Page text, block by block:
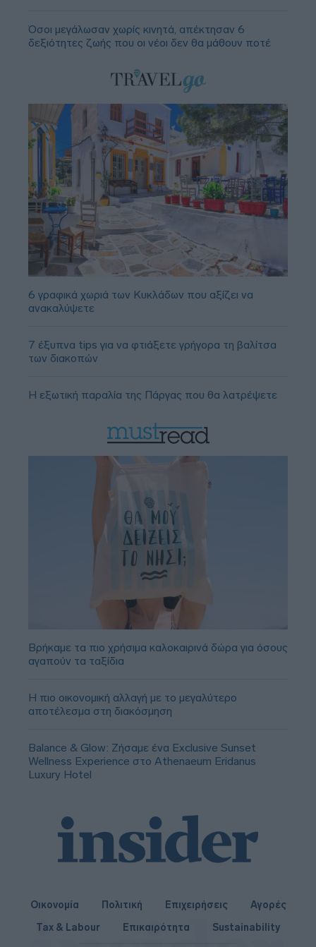
Όσοι μεγάλωσαν χωρίς κινητά, απέκτησαν 6
δεξιότητες ζωής που οι νέοι δεν θα μάθουν ποτέ
6 γραφικά χωριά των Κυκλάδων που αξίζει να
ανακαλύψετε
7 έξυπνα tips για να φτιάξετε γρήγορα τη βαλίτσα
των διακοπών
Η εξωτική παραλία της Πάργας που θα λατρέψετε
Βρήκαμε τα πιο χρήσιμα καλοκαιρινά δώρα για όσους
αγαπούν τα ταξίδια
Η πιο οικονομική αλλαγή με το μεγαλύτερο
αποτέλεσμα στη διακόσμηση
Balance & Glow: Ζήσαμε ένα Exclusive Sunset
Wellness Experience στο Athenaeum Eridanus
Luxury Hotel
Οικονομία Πολιτική Επιχειρήσεις
Αγορές
Tax & Labour
Επικαιρότητα Sustainability